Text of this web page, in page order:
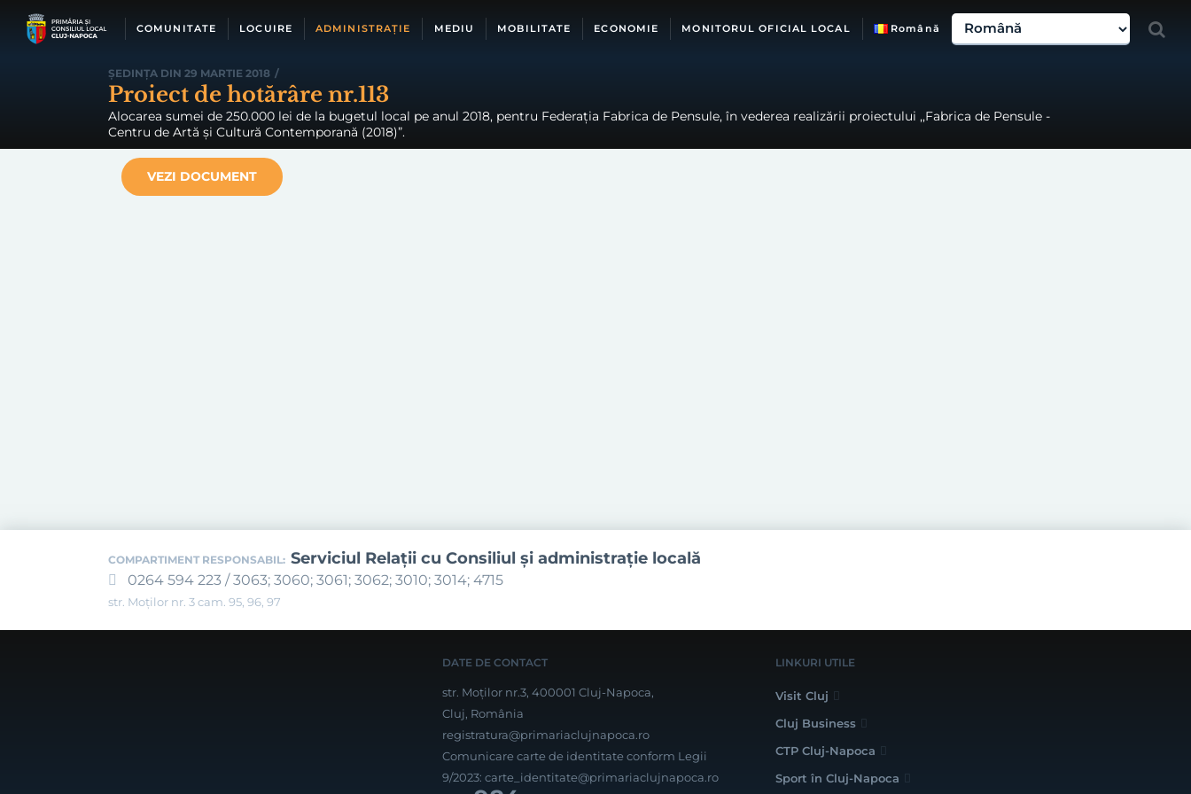
COMUNITATE LOCUIRE ADMINISTRAȚIE MEDIU MOBILITATE ECONOMIE MONITORUL OFICIAL LOCAL Română
ȘEDINȚA DIN 29 MARTIE 2018 /
Proiect de hotărâre nr.113
Alocarea sumei de 250.000 lei de la bugetul local pe anul 2018, pentru Federația Fabrica de Pensule, în vederea realizării proiectului ,,Fabrica de Pensule -
Centru de Artă și Cultură Contemporană (2018)”.
VEZI DOCUMENT
COMPARTIMENT RESPONSABIL: Serviciul Relaţii cu Consiliul şi administraţie locală
0264 594 223 / 3063; 3060; 3061; 3062; 3010; 3014; 4715
str. Moților nr. 3 cam. 95, 96, 97
DATE DE CONTACT
str. Moților nr.3, 400001 Cluj-Napoca,
Cluj, România
registratura@primariaclujnapoca.ro
Comunicare carte de identitate conform Legii
9/2023: carte_identitate@primariaclujnapoca.ro
LINKURI UTILE
Visit Cluj
Cluj Business
CTP Cluj-Napoca
Sport în Cluj-Napoca